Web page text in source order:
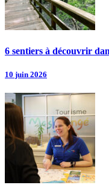
6 sentiers à découvrir
10 juin 2026